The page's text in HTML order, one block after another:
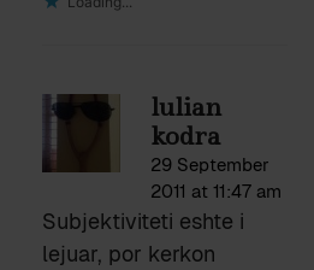
lulian
kodra
29 September
2011 at 11:47 am
Subjektiviteti eshte i
lejuar, por kerkon